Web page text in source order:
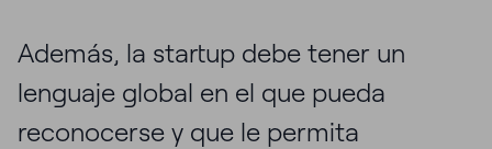
Además, la startup debe tener un
lenguaje global en el que pueda
reconocerse y que le permita